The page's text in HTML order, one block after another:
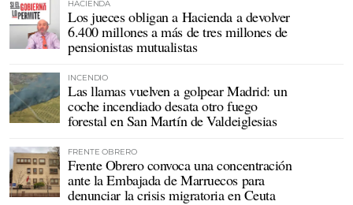
HACIENDA
Los jueces obligan a Hacienda a devolver
6.400 millones a más de tres millones de
pensionistas mutualistas
INCENDIO
Las llamas vuelven a golpear Madrid: un
coche incendiado desata otro fuego
forestal en San Martín de Valdeiglesias
FRENTE OBRERO
Frente Obrero convoca una concentración
ante la Embajada de Marruecos para
denunciar la crisis migratoria en Ceuta